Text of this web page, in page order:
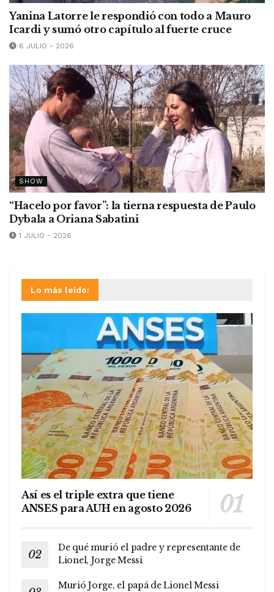
Yanina Latorre le respondió con todo a Mauro
Icardi y sumó otro capítulo al fuerte cruce
6 JULIO - 2026
SHOW
“Hacelo por favor”: la tierna respuesta de Paulo
Dybala a Oriana Sabatini
1 JULIO - 2026
Lo más leído:
Así es el triple extra que tiene
ANSES para AUH en agosto 2026
De qué murió el padre y representante de
Lionel, Jorge Messi
Murió Jorge, el papá de Lionel Messi